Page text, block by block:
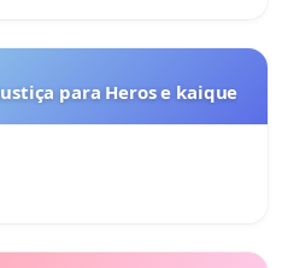
para Heros e kaique